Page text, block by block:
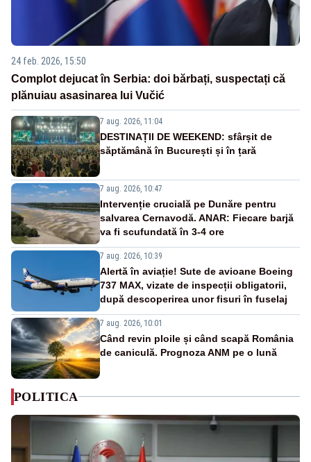
24 feb. 2026, 15:50
Complot dejucat în Serbia: doi bărbați, suspectați că
plănuiau asasinarea lui Vučić
7 aug. 2026, 11:04
DESTINAȚII DE WEEKEND: sfârșit de
săptămână în București și în țară
7 aug. 2026, 10:47
Intervenție crucială pe Dunăre pentru
salvarea Cernavodă. ANAR: Fiecare barjă
va fi scufundată în 3-4 ore
7 aug. 2026, 10:39
Alertă în aviație! Sute de avioane Boeing
737 MAX, vizate de inspecții obligatorii,
după descoperirea unor fisuri în fuselaj
7 aug. 2026, 10:01
Când revin ploile și când scapă România
de caniculă. Prognoza ANM pe o lună
POLITICA